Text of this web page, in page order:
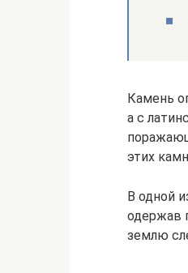
Камень
а с
этих
В одной
одержав
землю